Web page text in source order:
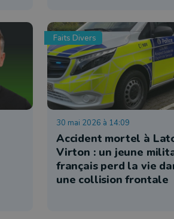
Faits Divers
30 mai 2026 à 14:09
Accident mortel à
Virton : un jeune
français perd la vie
une collision frontale